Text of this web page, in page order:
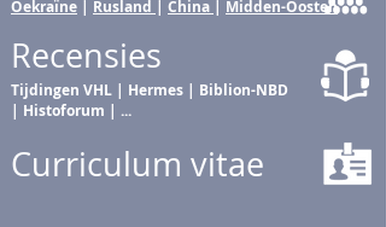
Oekraïne | Rusland | China | Midden-Oosten
Recensies
Tijdingen VHL | Hermes | Biblion-NBD
| Histoforum | ...
Curriculum vitae